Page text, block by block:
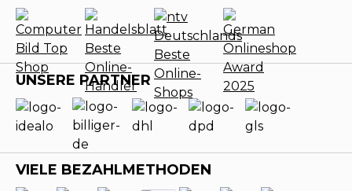
UNSERE PARTNER
VIELE BEZAHLMETHODEN